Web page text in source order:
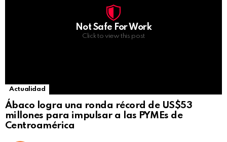
Not Safe For Work
Click to view this post
Actualidad
Ábaco logra una ronda récord de US$53
millones para impulsar a las PYMEs de
Centroamérica